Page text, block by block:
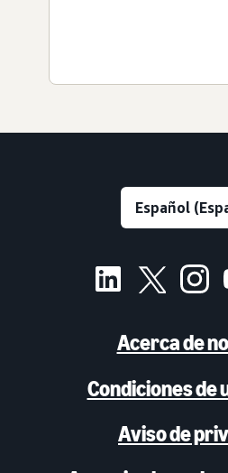
Acerca de
Condiciones de
Aviso de